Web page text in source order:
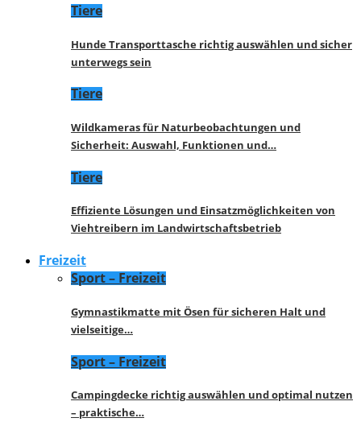
Tiere
Hunde Transporttasche richtig auswählen und sicher
unterwegs sein
Tiere
Wildkameras für Naturbeobachtungen und
Sicherheit: Auswahl, Funktionen und…
Tiere
Effiziente Lösungen und Einsatzmöglichkeiten von
Viehtreibern im Landwirtschaftsbetrieb
Freizeit
Sport – Freizeit
Gymnastikmatte mit Ösen für sicheren Halt und
vielseitige…
Sport – Freizeit
Campingdecke richtig auswählen und optimal nutzen
– praktische…